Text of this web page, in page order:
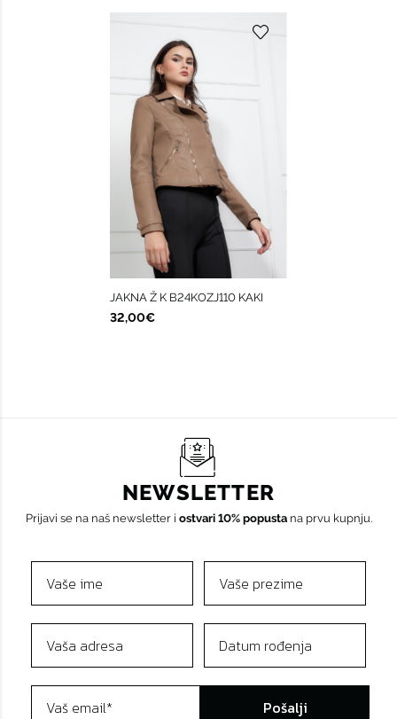
JAKNA Ž K B24KOZJ110 KAKI
32,00€
NEWSLETTER
Prijavi se na naš newsletter i ostvari 10% popustana prvu kupnju.
Pošalji